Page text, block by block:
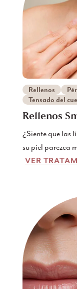
Rellenos
Tensado del
Rellenos
¿Siente que las
su piel parezca
cuello es fina y
noticia es que
quirúrgica aquí
estimulante del
VER